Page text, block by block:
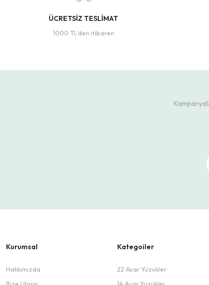
ÜCRETSİZ TESLİMAT
1000 TL’den itibaren
Kurumsal
Hakkımızda
Kategoiler
22 Ayar Yüzükler